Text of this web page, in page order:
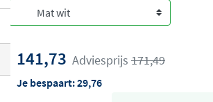
141,73 Adviesprijs 171,49
Je bespaart:29,76